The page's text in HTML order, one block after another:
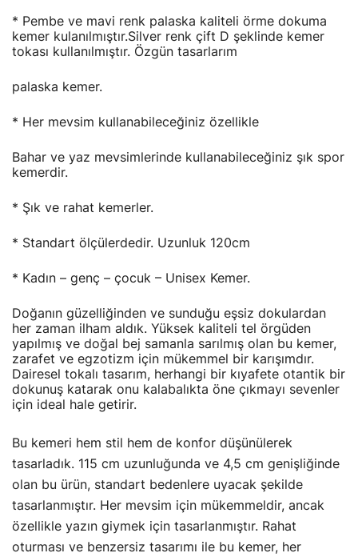
* Pembe ve mavi renk palaska kaliteli örme dokuma
kemer kulanılmıştır.Silver renk çift D şeklinde kemer
tokası kullanılmıştır. Özgün tasarlarım
palaska kemer.
* Her mevsim kullanabileceğiniz özellikle
Bahar ve yaz mevsimlerinde kullanabileceğiniz şık spor
kemerdir.
* Şık ve rahat kemerler.
* Standart ölçülerdedir. Uzunluk 120cm
* Kadın – genç – çocuk – Unisex Kemer.
Doğanın güzelliğinden ve sunduğu eşsiz dokulardan
her zaman ilham aldık. Yüksek kaliteli tel örgüden
yapılmış ve doğal bej samanla sarılmış olan bu kemer,
zarafet ve egzotizm için mükemmel bir karışımdır.
Dairesel tokalı tasarım, herhangi bir kıyafete otantik bir
dokunuş katarak onu kalabalıkta öne çıkmayı sevenler
için ideal hale getirir.
Bu kemeri hem stil hem de konfor düşünülerek
tasarladık. 115 cm uzunluğunda ve 4,5 cm genişliğinde
olan bu ürün, standart bedenlere uyacak şekilde
tasarlanmıştır. Her mevsim için mükemmeldir, ancak
özellikle yazın giymek için tasarlanmıştır. Rahat
oturması ve benzersiz tasarımı ile bu kemer, her